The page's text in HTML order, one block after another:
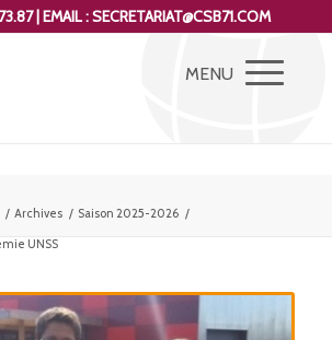
| EMAIL : SECRETARIAT@CSB71.COM
/ Archives / Saison 2025-2026 /
UNSS